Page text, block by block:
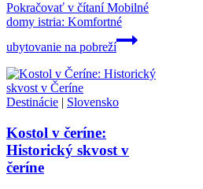
Pokračovať v čítaníMobilné
domy istria: Komfortné
ubytovanie na pobreží
Destinácie | Slovensko
Kostol v čeríne:
Historický skvost v
čeríne